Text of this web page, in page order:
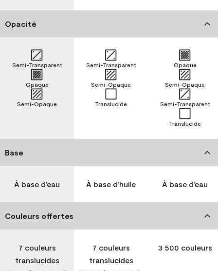
Opacité
Semi-Opaque
Opaque
Semi-Transparent
Translucide
Semi-Opaque
Semi-Transparent
Translucide
Semi-Transparent
Semi-Opaque
Opaque
Base
À base d’eau À base d’huile À base d’eau
Couleurs offertes
7 couleurs
translucides
7 couleurs
translucides
3 500 couleurs